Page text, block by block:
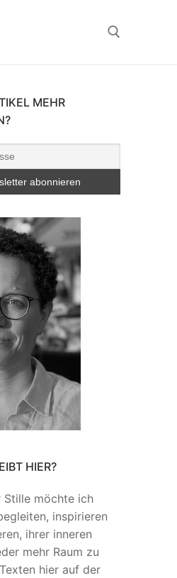
MEHR
HIER?
Stille möchte ich
inspirieren
ihrer inneren
mehr Raum zu
hier auf der